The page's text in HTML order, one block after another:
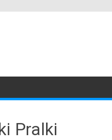
Pralki